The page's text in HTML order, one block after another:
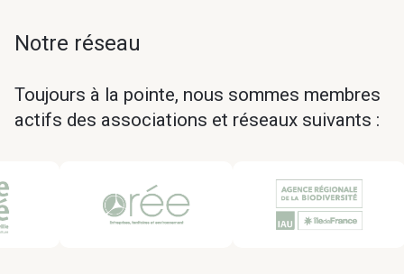
Notre réseau
Toujours à la pointe, nous sommes membres
actifs des associations et réseaux suivants :